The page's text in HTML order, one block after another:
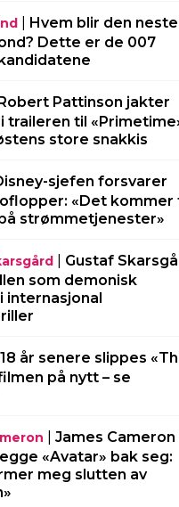
| Hvem blir den neste
Dette er de 007
Pattinson jakter
traileren til
store snakkis
sjefen forsvarer
«Det kommer
strømmetjenester»
| Gustaf
som demonisk
internasjonal
18 år senere slippes
på nytt – se
James Cameron
«Avatar» bak seg:
meg slutten av